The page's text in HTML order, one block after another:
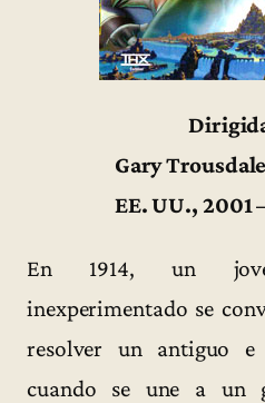
Gary
EE. UU., 2001
En 1914, un
inexperimentado se
resolver un antiguo e
cuando se une a un